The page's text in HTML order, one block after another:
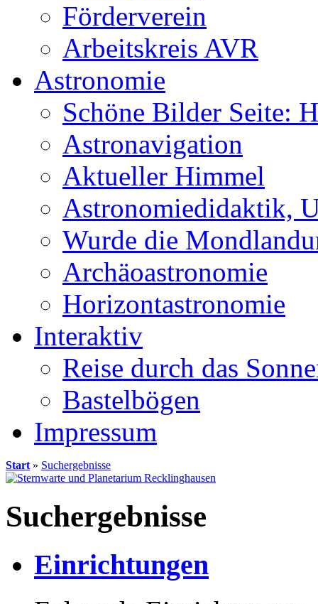
Förderverein
Arbeitskreis AVR
Astronomie
Schöne Bilder Seite:
Astronavigation
Aktueller Himmel
Astronomiedidaktik,
Wurde die
Archäoastronomie
Horizontastronomie
Interaktiv
Reise durch das
Bastelbögen
Impressum
Start » Suchergebnisse
Suchergebnisse
Einrichtungen